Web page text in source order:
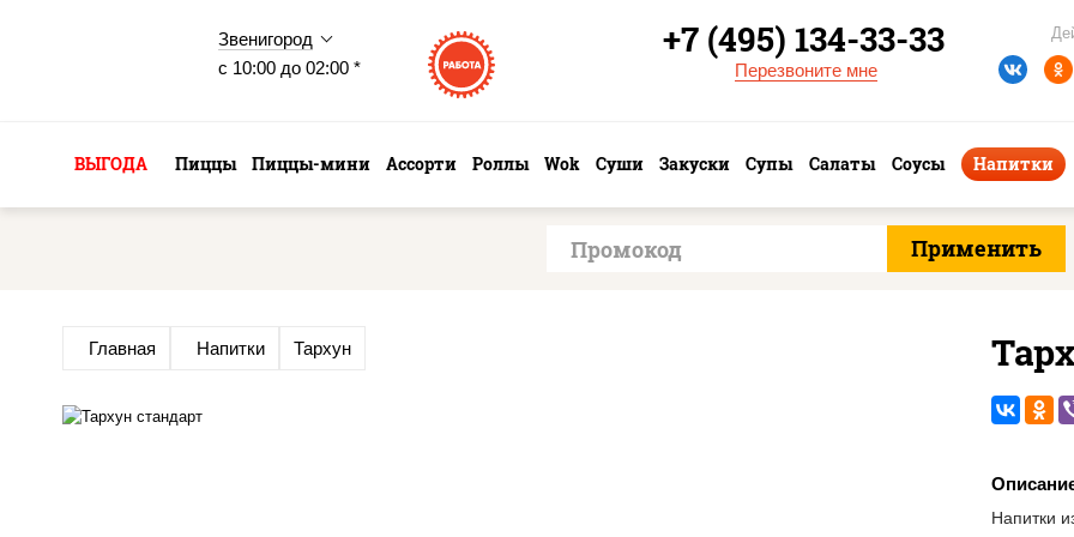
Звенигород
с 10:00 до 02:00 *
+7 (495) 134-33-33
Перезвоните мне
ВЫГОДА Пиццы Пиццы-мини Ассорти Роллы Wok Суши Закуски Супы Салаты Соусы Напитки
Главная Напитки Тархун
Напитки